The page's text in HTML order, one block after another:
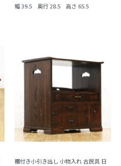
幅 39.5 奥行 28.5 高さ 65.5
棚付き小引き出し 小物入れ 古民具 日